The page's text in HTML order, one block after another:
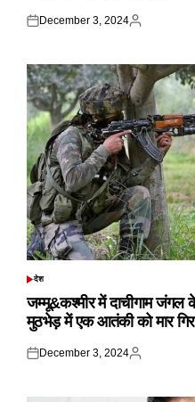
Posted
December 3, 2024
Posted
POSTED
देश
जम्मू&कश्मीर में दाचीगाम जंगल
मुठभेड़ में एक आतंकी को मार
Posted
December 3, 2024
Posted